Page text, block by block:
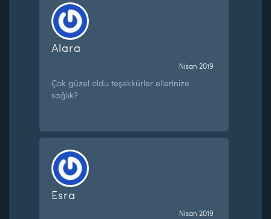
Alara
Nisan 2019
Çok güzel oldu teşekkürler ellerinize
sağlık?
Esra
Nisan 2019